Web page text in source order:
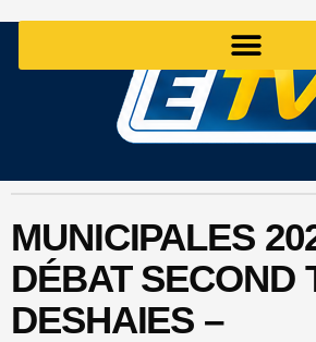
MUNICIPALES
DÉBAT SECOND
DESHAIES –